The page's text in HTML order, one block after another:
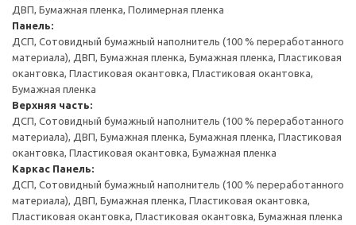
ДВП, Бумажная пленка, Полимерная пленка
Панель:
ДСП, Сотовидный бумажный наполнитель (100 % переработанного
материала), ДВП, Бумажная пленка, Бумажная пленка, Пластиковая
окантовка, Пластиковая окантовка, Пластиковая окантовка,
Бумажная пленка
Верхняя часть:
ДСП, Сотовидный бумажный наполнитель (100 % переработанного
материала), ДВП, Бумажная пленка, Бумажная пленка, Пластиковая
окантовка, Пластиковая окантовка, Бумажная пленка
Каркас Панель:
ДСП, Сотовидный бумажный наполнитель (100 % переработанного
материала), ДВП, Бумажная пленка, Пластиковая окантовка,
Пластиковая окантовка, Пластиковая окантовка, Бумажная пленка